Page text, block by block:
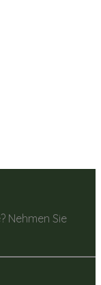
Nehmen Sie